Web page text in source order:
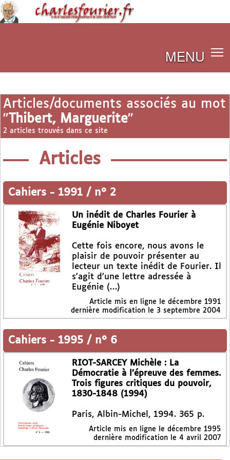
MENU
Articles/documents associés au mot
" Thibert, Marguerite"
2 articles trouvés dans ce site
Articles
Cahiers - 1991 / n° 2
Un inédit de Charles Fourier à
Eugénie Niboyet
Cette fois encore, nous avons le
plaisir de pouvoir présenter au
lecteur un texte inédit de Fourier. Il
s’agit d’une lettre adressée à
Eugénie (…)
Article mis en ligne le décembre 1991
dernière modification le 3 septembre 2004
Cahiers - 1995 / n° 6
RIOT-SARCEY Michèle : La
Démocratie à l’épreuve des femmes.
Trois figures critiques du pouvoir,
1830-1848 (1994)
Paris, Albin-Michel, 1994. 365 p.
Article mis en ligne le décembre 1995
dernière modification le 4 avril 2007